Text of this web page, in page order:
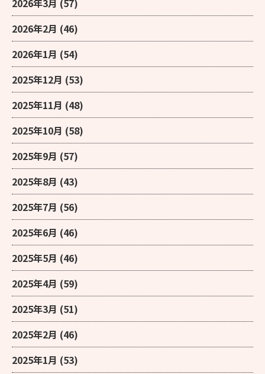
2026年3月 (57)
2026年2月 (46)
2026年1月 (54)
2025年12月 (53)
2025年11月 (48)
2025年10月 (58)
2025年9月 (57)
2025年8月 (43)
2025年7月 (56)
2025年6月 (46)
2025年5月 (46)
2025年4月 (59)
2025年3月 (51)
2025年2月 (46)
2025年1月 (53)